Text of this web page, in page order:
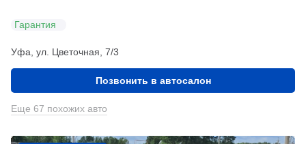
Гарантия
Уфа, ул. Цветочная, 7/3
Позвонить в автосалон
Еще 67 похожих авто